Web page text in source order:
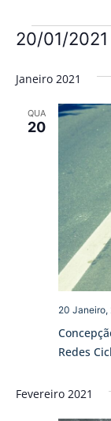
20/01/2021
data.
Janeiro 2021
QUA
20
Redes
20 Janeiro,
Fevereiro 2021